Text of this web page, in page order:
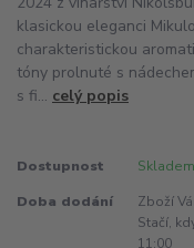
klasickou eleganci
charakteristickou
tóny prolnuté s
s fi... celý popis
Dostupnost Skladem
Doba dodání
Zboží
Stačí,
11:00